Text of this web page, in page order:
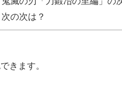
次の次は？
きます。